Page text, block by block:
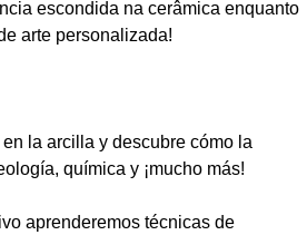
escondida na cerâmica enquanto
arte personalizada!
la arcilla y descubre cómo la
química y ¡mucho más!
aprenderemos técnicas de